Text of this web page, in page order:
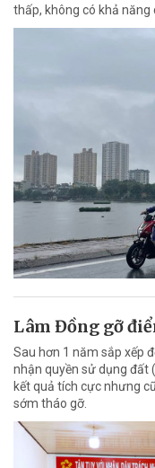
thấp, không có khả năng
Lâm Đồng gỡ
Sau hơn 1 năm sắp xếp
nhận quyền sử dụng đất
kết quả tích cực nhưng
sớm tháo gỡ.